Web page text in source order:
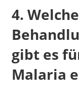
4. Welche
gibt es
Malaria